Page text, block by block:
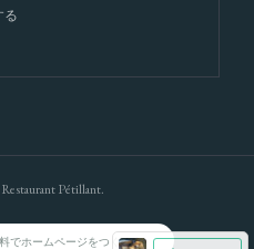
る
Restaurant Pétillant.
でホームページをつくろう